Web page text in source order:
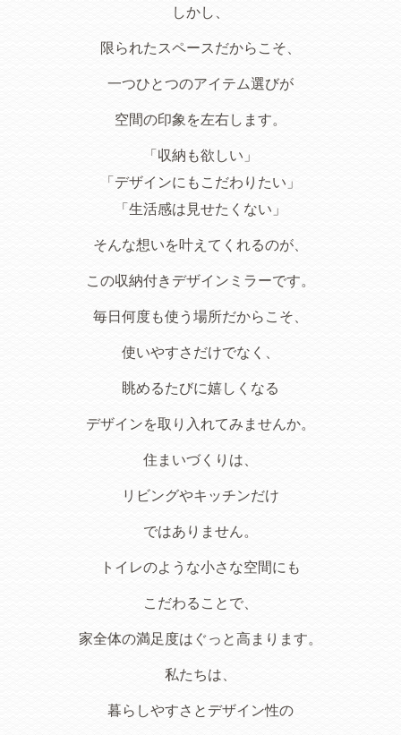
しかし、
限られたスペースだからこそ、
一つひとつのアイテム選びが
空間の印象を左右します。
「収納も欲しい」
「デザインにもこだわりたい」
「生活感は見せたくない」
そんな想いを叶えてくれるのが、
この収納付きデザインミラーです。
毎日何度も使う場所だからこそ、
使いやすさだけでなく、
眺めるたびに嬉しくなる
デザインを取り入れてみませんか。
住まいづくりは、
リビングやキッチンだけ
ではありません。
トイレのような小さな空間にも
こだわることで、
家全体の満足度はぐっと高まります。
私たちは、
暮らしやすさとデザイン性の